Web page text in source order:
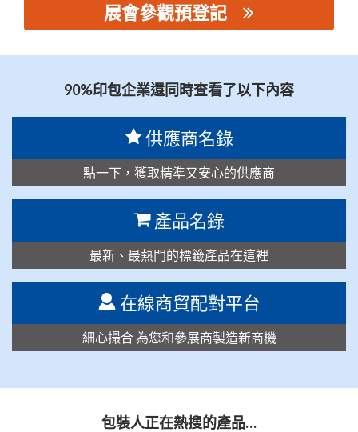
展會參觀預登記
90%印包企業還同時查看了以下內容
供應商名錄
點一下，獲取精準又安心的供應商
產品名錄
最新、最熱門的標籤產品在這裡
在線商貿配對平台
細心撮合 為您和參展商製造新商機
包裝人正在熱搜的產品…